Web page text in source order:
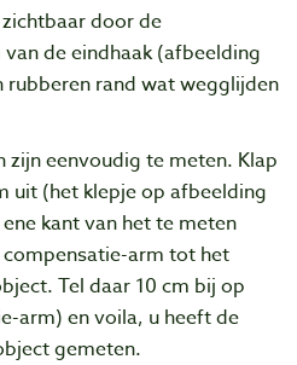
door de
de eindhaak (afbeelding
rubberen rand wat wegglijden
zijn eenvoudig te meten. Klap
uit (het klepje op afbeelding
kant van het te meten
arm tot het
Tel daar 10 cm bij op
arm) en voila, u heeft de
gemeten.